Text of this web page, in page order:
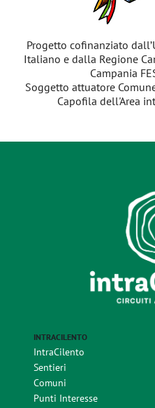
Progetto cofinanziato
Italiano e dalla Regione
Campania
Soggetto attuatore
Capofila dell'Area
INTRACILENTO
IntraCilento
Sentieri
Comuni
Punti Interesse